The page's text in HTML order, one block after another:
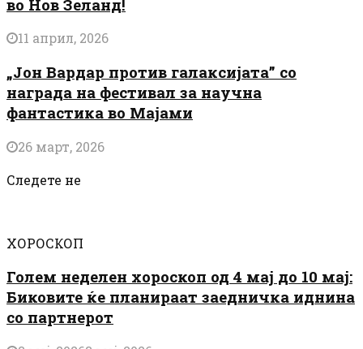
во Нов Зеланд!
11 април, 2026
„Јон Вардар против галаксијата” со
награда на фестивал за научна
фантастика во Мајами
26 март, 2026
Следете не
ХОРОСКОП
Голем неделен хороскоп од 4 мај до 10 мај:
Биковите ќе планираат заедничка иднина
со партнерот